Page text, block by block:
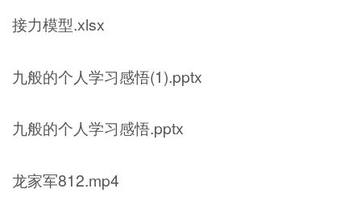
接力模型.xlsx
九般的个人学习感悟(1).pptx
九般的个人学习感悟.pptx
龙家军812.mp4